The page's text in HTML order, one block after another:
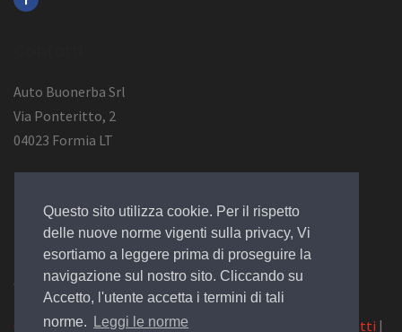
Questo sito utilizza cookie. Per il rispetto
delle nuove norme vigenti sulla privacy, Vi
esortiamo a leggere prima di proseguire la
navigazione sul nostro sito. Cliccando su
Accetto, l'utente accetta i termini di tali
norme.
Leggi le norme
Auto Buonerba Srl
Via Ponteritto, 2
04023 Formia LT
P.Iva 01473730594
© 2019 Design by EGSoft
Cookie|Privacy Law|Azienda Contatti |